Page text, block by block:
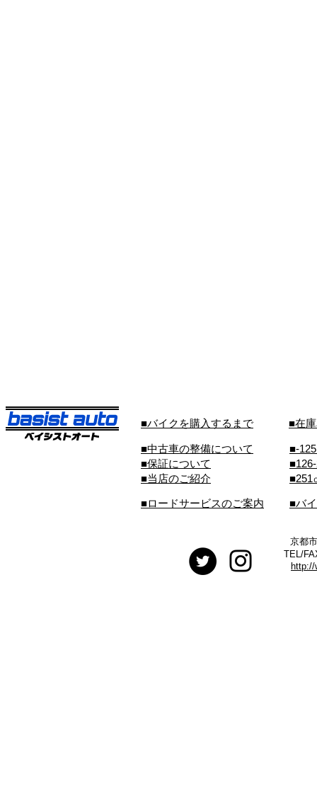
■バイクを購入するまで ■在
■中古車の整備について
■保証について
■当店のご紹介
■-
■251
■ロードサービスのご案内 ■バ
京都
TEL/